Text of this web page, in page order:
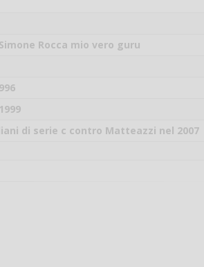
Rocca mio vero guru
di serie c contro Matteazzi nel 2007
un mio amico?
Devo chiamare il